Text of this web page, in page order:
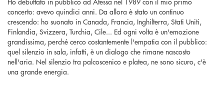
concerto: avevo quindici anni. Da allora è stato un continuo
crescendo: ho suonato in Canada, Francia, Inghilterra, Stati Uniti,
Finlandia, Svizzera, Turchia, Cile... Ed ogni volta è un'emozione
grandissima, perché cerco costantemente l'empatia con il pubblico:
quel silenzio in sala, infatti, è un dialogo che rimane nascosto
nell'aria. Nel silenzio tra palcoscenico e platea, ne sono sicuro, c'è
una grande energia.